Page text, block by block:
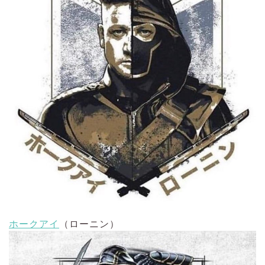
ホークアイ （ローニン）